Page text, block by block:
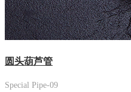
圆头葫芦管
Special Pipe-09